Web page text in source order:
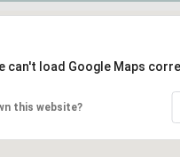
can't load Google Maps
this website?